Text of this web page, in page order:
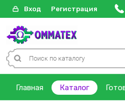
Вход Регистрация
Главная Каталог